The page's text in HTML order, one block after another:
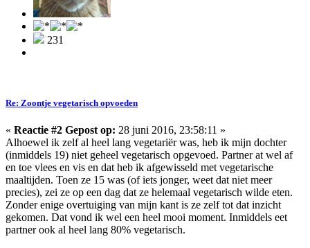
231
Re: Zoontje vegetarisch opvoeden
« Reactie #2 Gepost op: 28 juni 2016, 23:58:11 »
Alhoewel ik zelf al heel lang vegetariër was, heb ik mijn dochter
(inmiddels 19) niet geheel vegetarisch opgevoed. Partner at wel af
en toe vlees en vis en dat heb ik afgewisseld met vegetarische
maaltijden. Toen ze 15 was (of iets jonger, weet dat niet meer
precies), zei ze op een dag dat ze helemaal vegetarisch wilde eten.
Zonder enige overtuiging van mijn kant is ze zelf tot dat inzicht
gekomen. Dat vond ik wel een heel mooi moment. Inmiddels eet
partner ook al heel lang 80% vegetarisch.